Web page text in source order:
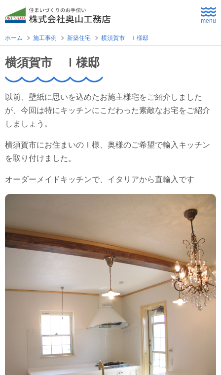
menu
ホーム
よくあるご質問
住まいづくり
リフォーム
新築住宅
リフォーム
公共・商業
0120-046-898
ホーム 施工事例 新築住宅 横須賀市 Ｉ様邸
横須賀市 Ｉ様邸
以前、壁紙に思いを込めたお施主様宅をご紹介しました
が、今回は特にキッチンにこだわった素敵なお宅をご紹介
しましょう。
横須賀市にお住まいのＩ様、奥様のご希望で輸入キッチン
を取り付けました。
オーダーメイドキッチンで、イタリアから直輸入です